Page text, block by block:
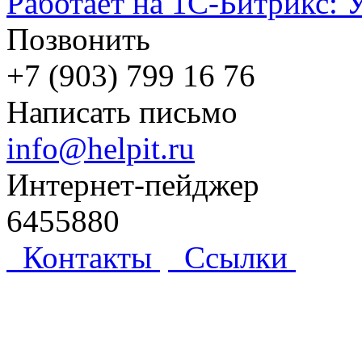
Позвонить
+7 (903) 799 16 76
Написать письмо
info@helpit.ru
Интернет-пейджер
6455880
Контакты
Ссылки